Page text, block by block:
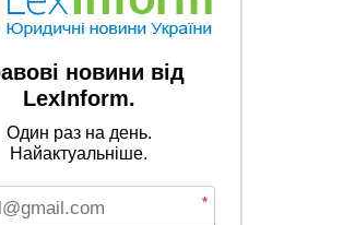
новини від
LexInform.
Один раз на день.
Найактуальніше.
*